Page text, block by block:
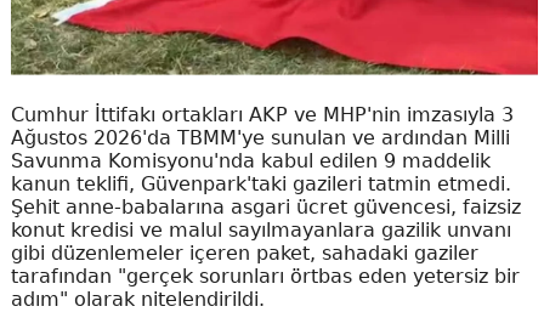
Cumhur İttifakı ortakları AKP ve MHP'nin imzasıyla 3
Ağustos 2026'da TBMM'ye sunulan ve ardından Milli
Savunma Komisyonu'nda kabul edilen 9 maddelik
kanun teklifi, Güvenpark'taki gazileri tatmin etmedi.
Şehit anne-babalarına asgari ücret güvencesi, faizsiz
konut kredisi ve malul sayılmayanlara gazilik unvanı
gibi düzenlemeler içeren paket, sahadaki gaziler
tarafından "gerçek sorunları örtbas eden yetersiz bir
adım" olarak nitelendirildi.